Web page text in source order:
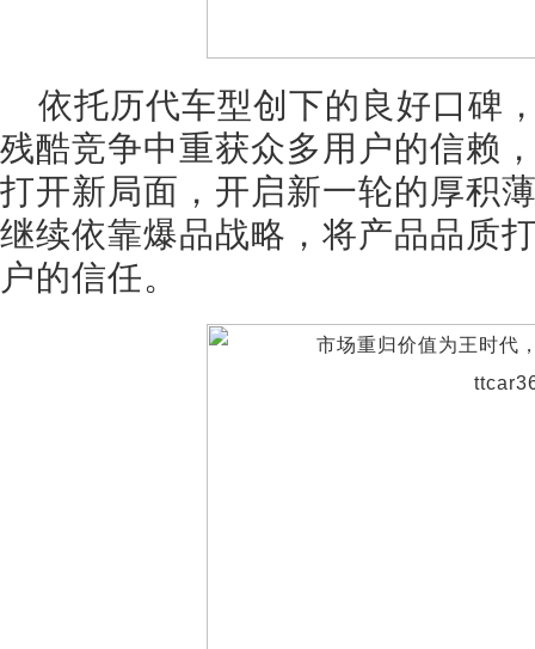
依托历代车型创下的良好口碑
残酷竞争中重获众多用户的信赖
打开新局面，开启新一轮的厚积
继续依靠爆品战略，将产品品质
户的信任。